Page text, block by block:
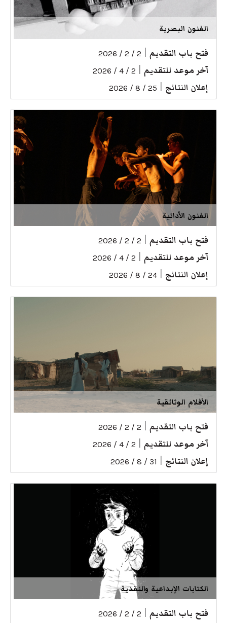
الفنون البصرية
فتح باب التقديم 2 / 2 / 2026
آخر موعد للتقديم 2 / 4 / 2026
إعلان النتائج 25 / 8 / 2026
الفنون الأدائية
فتح باب التقديم 2 / 2 / 2026
آخر موعد للتقديم 2 / 4 / 2026
إعلان النتائج 24 / 8 / 2026
الأفلام الوثائقية
فتح باب التقديم 2 / 2 / 2026
آخر موعد للتقديم 2 / 4 / 2026
إعلان النتائج 31 / 8 / 2026
الكتابات الإبداعية والنقدية
فتح باب التقديم 2 / 2 / 2026